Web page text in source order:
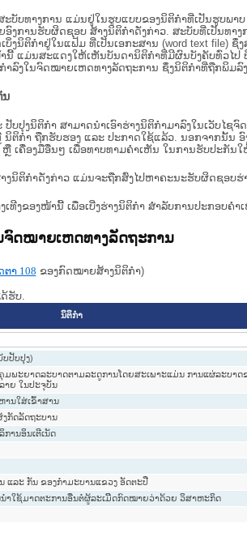
ບທາງການ ແມ່ນຢູ່ໃນຮູບແບບຂອງນິຕິກໍາທີ່ເປັນຮູບພາບ
ງການຮັບຜິດຊອບ ສ້າງນິຕິກຳດັ່ງກ່າວ. ສະບັບທີ່ເປັນທາງ
ບິ່ງນິຕິກຳຢູ່ໃນແຟ້ມ ທີ່ເປັນເອກະສານ (word text file)
ແມ່ນສະແດງໃຫ້ເຫັນບັນດານິຕິກຳທີ່ມີຜົນບັງຄັບທົ່ວໄ
ລົງໃນຈົດໝາຍເຫດທາງລັດຖະການ ຊຶ່ງນິຕິກຳທີ່ຖືກພິມລົ
ນ
ປຸງນິຕິກຳ ສາມາດນຳເອົາຮ່າງນິຕິກຳມາລົງໃນ​ເວັບ​ໄ
ກໍາ ຖືກຮັບຮອງ ແລະ ປະກາດໃຊ້ແລ້ວ. ນອກຈາກນັ້ນ ອົ
ເຄື່ອງມືອື່ນໆ ເພື່ອທາບທາມຄໍາເຫັນ ໃນການຮັບປະກັນໃ
ນິຕິກຳດັ່ງກ່າວ ແມ່ນຈະຖືກສົ່ງໄປຫາຄະນະຮັບຜິດຊອບຮ່າ
ທີງຂອງໜ້ານີ້ ເພື່ອເບີ່ງຮ່າງນິຕິກໍາ ສໍາລັບການປະກອບ
ດໝາຍເຫດທາງລັດຖະການ
ຕາ 108 ຂອງກົດໝາຍສ້າງນິຕິກໍາ)
ດ້ຮັບ.
ນິຕິກໍາ
ປັບປຸງ)
ມພະຍາດລະບາດຕາມລະດູການໂດຍສະເພາະແມ່ນ ການແຜ່ລະບາດ
າຍ ໃນປະຈຸບັນ
ານໃສ່ເຂົ້າສານ
ງກັດລັດຖະບານ
ານອິນເຕີເນັດ
ແລະ ກັນ ຂອງກຳມະບານແຂວງ ອັດຕະປື
ຳໃຊ້ມາດຕະການອື່ນຕໍ່ຜູ້ລະເມິີດກົດໝາຍວ່າດ້ວຍ ວິສາຫະກິດ